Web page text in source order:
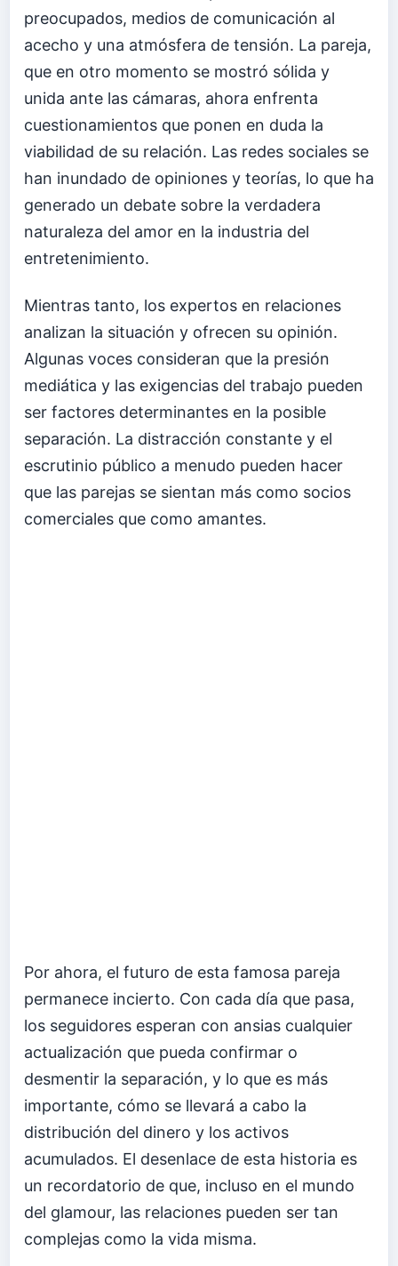
preocupados, medios de comunicación al
acecho y una atmósfera de tensión. La pareja,
que en otro momento se mostró sólida y
unida ante las cámaras, ahora enfrenta
cuestionamientos que ponen en duda la
viabilidad de su relación. Las redes sociales se
han inundado de opiniones y teorías, lo que ha
generado un debate sobre la verdadera
naturaleza del amor en la industria del
entretenimiento.
Mientras tanto, los expertos en relaciones
analizan la situación y ofrecen su opinión.
Algunas voces consideran que la presión
mediática y las exigencias del trabajo pueden
ser factores determinantes en la posible
separación. La distracción constante y el
escrutinio público a menudo pueden hacer
que las parejas se sientan más como socios
comerciales que como amantes.
Por ahora, el futuro de esta famosa pareja
permanece incierto. Con cada día que pasa,
los seguidores esperan con ansias cualquier
actualización que pueda confirmar o
desmentir la separación, y lo que es más
importante, cómo se llevará a cabo la
distribución del dinero y los activos
acumulados. El desenlace de esta historia es
un recordatorio de que, incluso en el mundo
del glamour, las relaciones pueden ser tan
complejas como la vida misma.